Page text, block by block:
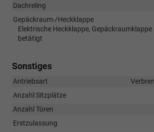
Dachreling
Gepäckraum-/Heckklappe
Elektrische Heckklappe,
betätigt
Sonstiges
Antriebsart
Anzahl Sitzplätze
Anzahl Türen
Erstzulassung